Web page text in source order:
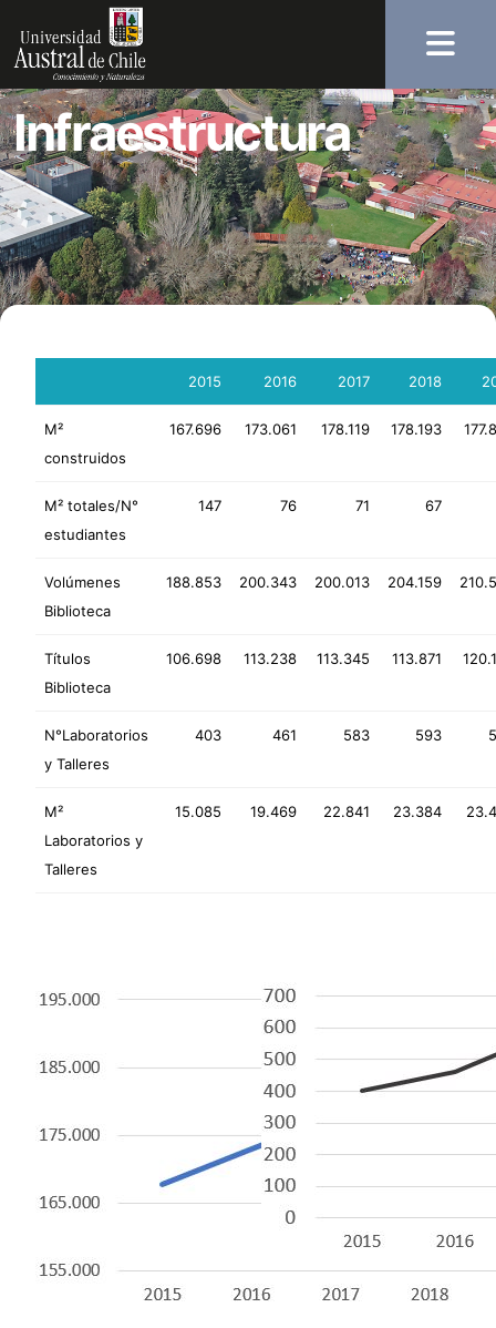
Infraestructura
2015 2016 2017 2018
M²
construidos
167.696 173.061 178.119 178.193
M² totales/N°
estudiantes
147 76 71 67
Volúmenes
Biblioteca
188.853 200.343 200.013 204.159
Títulos
Biblioteca
106.698 113.238 113.345 113.871
N°Laboratorios
y Talleres
403 461 583 593
M²
Laboratorios y
Talleres
15.085 19.469 22.841 23.384